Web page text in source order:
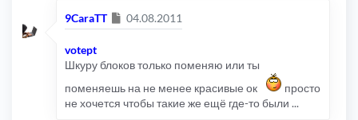
9CaraTT Сообщение
04.08.2011
votept
Шкуру блоков только поменяю или ты
поменяешь на не менее красивые ок
просто
не хочется чтобы такие же ещё где-то были ...